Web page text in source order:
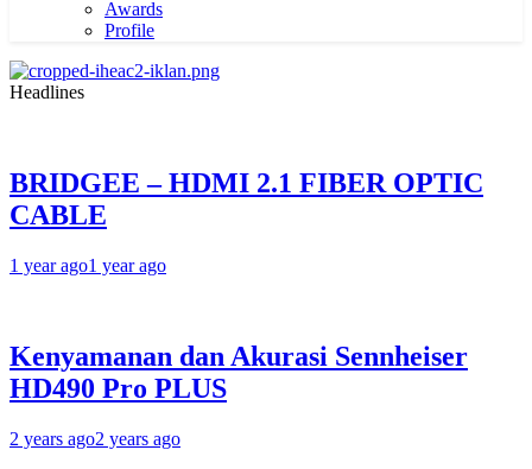
Awards
Profile
Headlines
BRIDGEE – HDMI 2.1 FIBER OPTIC
CABLE
1 year ago1 year ago
Kenyamanan dan Akurasi Sennheiser
HD490 Pro PLUS
2 years ago2 years ago